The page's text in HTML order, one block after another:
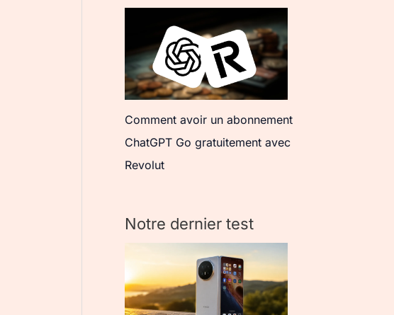
Comment avoir un abonnement
ChatGPT Go gratuitement avec
Revolut
Notre dernier test